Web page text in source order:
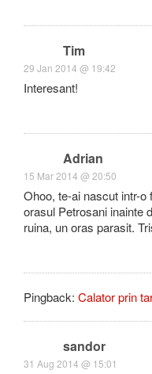
Tim
29 Jan 2014 @ 19:42
Interesant!
Adrian
15 Mar 2014 @ 20:50
Ohoo, te-ai nascut intr-
orasul Petrosani inainte
ruina, un oras parasit.
Pingback: Calator prin
sandor
31 Aug 2014 @ 15:01